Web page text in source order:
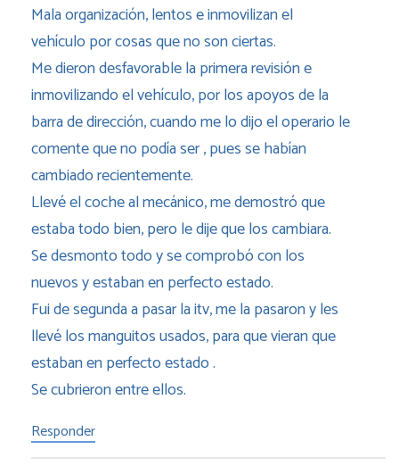
Mala organización, lentos e inmovilizan el
vehículo por cosas que no son ciertas.
Me dieron desfavorable la primera revisión e
inmovilizando el vehículo, por los apoyos de la
barra de dirección, cuando me lo dijo el operario le
comente que no podía ser , pues se habían
cambiado recientemente.
Llevé el coche al mecánico, me demostró que
estaba todo bien, pero le dije que los cambiara.
Se desmonto todo y se comprobó con los
nuevos y estaban en perfecto estado.
Fui de segunda a pasar la itv, me la pasaron y les
llevé los manguitos usados, para que vieran que
estaban en perfecto estado .
Se cubrieron entre ellos.
Responder